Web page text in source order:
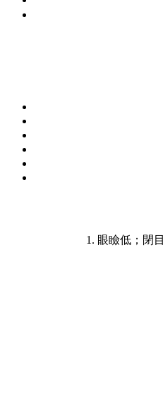
1. 眼瞼低；